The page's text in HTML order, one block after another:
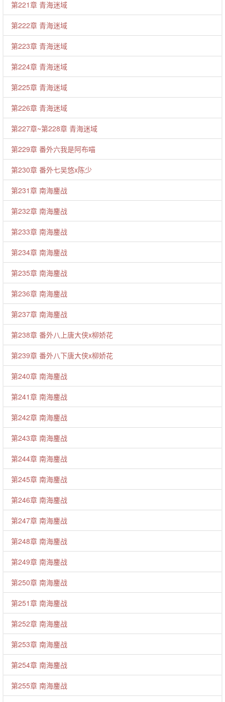
第221章 青海迷域
第222章 青海迷域
第223章 青海迷域
第224章 青海迷域
第225章 青海迷域
第226章 青海迷域
第227章~第228章 青海迷域
第229章 番外六我是阿布喵
第230章 番外七吴悠x陈少
第231章 南海鏖战
第232章 南海鏖战
第233章 南海鏖战
第234章 南海鏖战
第235章 南海鏖战
第236章 南海鏖战
第237章 南海鏖战
第238章 番外八上唐大侠x柳娇花
第239章 番外八下唐大侠x柳娇花
第240章 南海鏖战
第241章 南海鏖战
第242章 南海鏖战
第243章 南海鏖战
第244章 南海鏖战
第245章 南海鏖战
第246章 南海鏖战
第247章 南海鏖战
第248章 南海鏖战
第249章 南海鏖战
第250章 南海鏖战
第251章 南海鏖战
第252章 南海鏖战
第253章 南海鏖战
第254章 南海鏖战
第255章 南海鏖战